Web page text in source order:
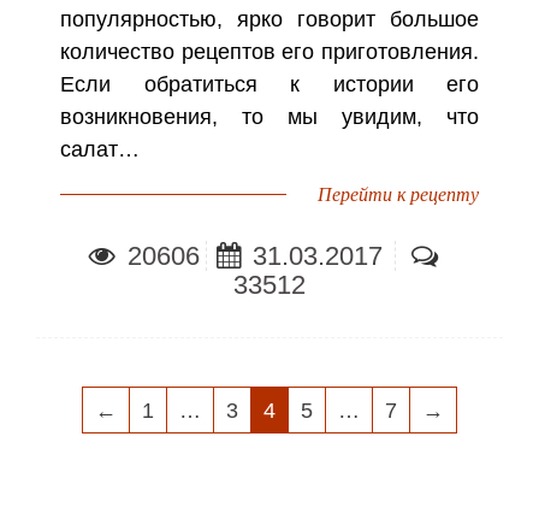
популярностью, ярко говорит большое
количество рецептов его приготовления.
Если обратиться к истории его
возникновения, то мы увидим, что
салат…
Перейти к рецепту
20606
31.03.2017
33512
НАВИГАЦИЯ
← 1 … 3 4 5 … 7 →